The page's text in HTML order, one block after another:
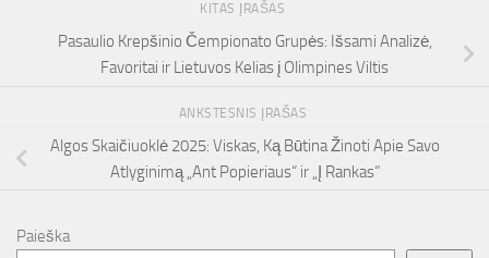
KITAS ĮRAŠAS
Pasaulio Krepšinio Čempionato Grupės: Išsami Analizė,
Favoritai ir Lietuvos Kelias į Olimpines Viltis
ANKSTESNIS ĮRAŠAS
Algos Skaičiuoklė 2025: Viskas, Ką Būtina Žinoti Apie Savo
Atlyginimą „Ant Popieriaus“ ir „Į Rankas“
Paieška